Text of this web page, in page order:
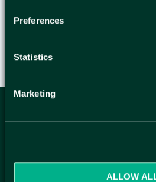
Preferences
Statistics
Marketing
ALLOW
ANMÄL DIG HÄR TILL
handla smartare helt enkelt.